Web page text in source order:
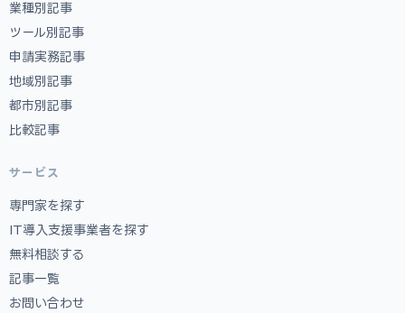
業種別記事
ツール別記事
申請実務記事
地域別記事
都市別記事
比較記事
サービス
専門家を探す
IT導入支援事業者を探す
無料相談する
記事一覧
お問い合わせ